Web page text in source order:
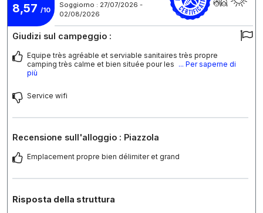
8,57 /10
Soggiorno : 27/07/2026 -
02/08/2026
Giudizi sul campeggio :
Equipe très agréable et serviable sanitaires très propre
camping très calme et bien située pour les ... Per saperne di
più
Service wifi
Recensione sull'alloggio : Piazzola
Emplacement propre bien délimiter et grand
Risposta della struttura